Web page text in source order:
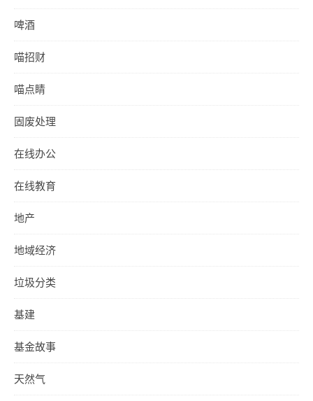
啤酒
喵招财
喵点睛
固废处理
在线办公
在线教育
地产
地域经济
垃圾分类
基建
基金故事
天然气